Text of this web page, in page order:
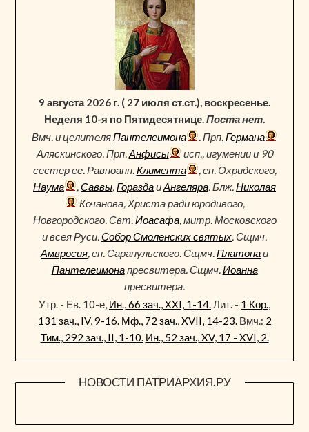
9 августа 2026 г. ( 27 июля ст.ст.), воскресенье.
Неделя 10-я по Пятидесятнице.Поста нет.
Вмч. и целителяПантелеимона . Прп.Германа
Аляскинского. Прп.Анфисы
исп., игумении и 90
сестер ее. Равноапп.Климента
, еп. Охридского,
Наума
,Саввы,ГораздаиАнгеляра. Блж.Николая
Кочанова, Христа ради юродивого,
Новгородского. Свт.Иоасафа, митр. Московского
и всея Руси.Собор Смоленских святых. Сщмч.
Амвросия, еп. Сарапульского. Сщмч.Платонаи
Пантелеимонапресвитера. Сщмч.Иоанна
пресвитера.
Утр. - Ев. 10-е, Ин., 66 зач., XXI, 1-14.Лит. - 1 Кор.,
131 зач., IV, 9-16. Мф., 72 зач., XVII, 14-23.Вмч.: 2
Тим., 292 зач., II, 1-10. Ин., 52 зач., XV, 17 - XVI, 2.
НОВОСТИ ПАТРИАРХИЯ.РУ